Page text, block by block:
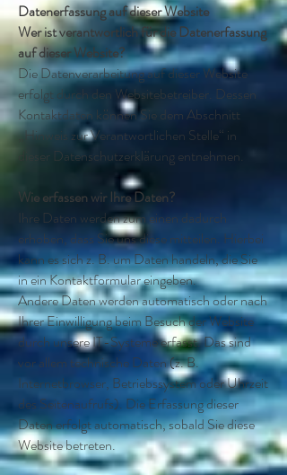
Datenerfassung auf dieser Website
Wer ist verantwortlich für die Datenerfassung
auf dieser Website?
Die Datenverarbeitung auf dieser Website
erfolgt durch den Websitebetreiber. Dessen
Kontaktdaten können Sie dem Abschnitt
„Hinweis zur Verantwortlichen Stelle“ in
dieser Datenschutzerklärung entnehmen.
Wie erfassen wir Ihre Daten?
Ihre Daten werden zum einen dadurch
erhoben, dass Sie uns diese mitteilen. Hierbei
kann es sich z. B. um Daten handeln, die Sie
in ein Kontaktformular eingeben.
Andere Daten werden automatisch oder nach
Ihrer Einwilligung beim Besuch der Website
durch unsere IT-Systeme erfasst. Das sind
vor allem technische Daten (z. B.
Internetbrowser, Betriebssystem oder Uhrzeit
des Seitenaufrufs). Die Erfassung dieser
Daten erfolgt automatisch, sobald Sie diese
Website betreten.